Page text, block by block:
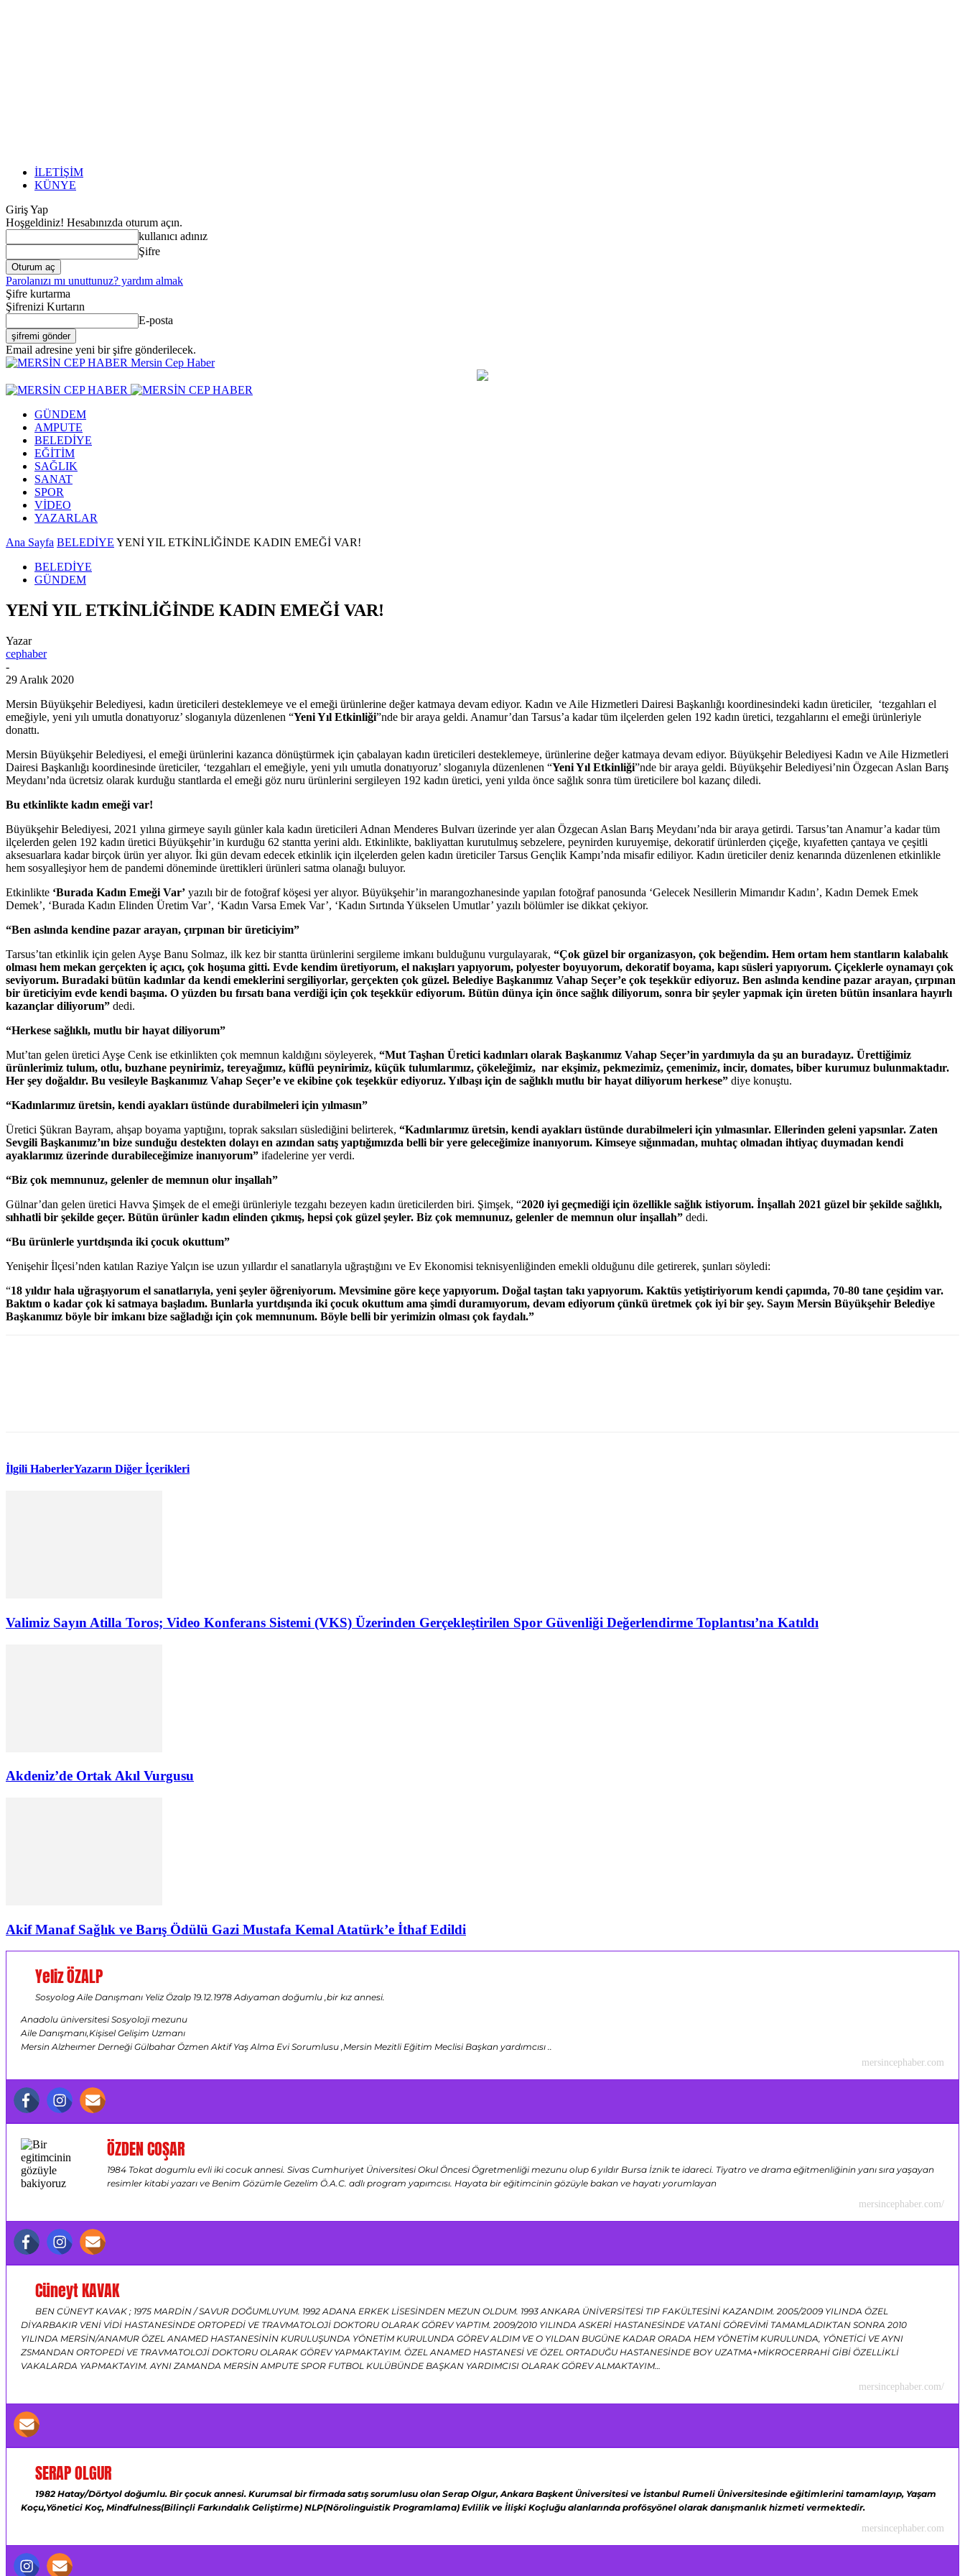
İLETİŞİM
KÜNYE
Giriş Yap
Hoşgeldiniz! Hesabınızda oturum açın.
kullanıcı adınız
Şifre
Parolanızı mı unuttunuz? yardım almak
Şifre kurtarma
Şifrenizi Kurtarın
E-posta
Email adresine yeni bir şifre gönderilecek.
Mersin Cep Haber
GÜNDEM
AMPUTE
BELEDİYE
EĞİTİM
SAĞLIK
SANAT
SPOR
VİDEO
YAZARLAR
Ana Sayfa BELEDİYE YENİ YIL ETKİNLİĞİNDE KADIN EMEĞİ VAR!
BELEDİYE
GÜNDEM
YENİ YIL ETKİNLİĞİNDE KADIN EMEĞİ VAR!
Yazar
cephaber
-
29 Aralık 2020
Mersin Büyükşehir Belediyesi, kadın üreticileri desteklemeye ve el emeği ürünlerine değer katmaya devam ediyor. Kadın ve Aile Hizmetleri Dairesi Başkanlığı koordinesindeki kadın üreticiler, ‘tezgahları el
emeğiyle, yeni yılı umutla donatıyoruz’ sloganıyla düzenlenen “Yeni Yıl Etkinliği”nde bir araya geldi. Anamur’dan Tarsus’a kadar tüm ilçelerden gelen 192 kadın üretici, tezgahlarını el emeği ürünleriyle
donattı.
Mersin Büyükşehir Belediyesi, el emeği ürünlerini kazanca dönüştürmek için çabalayan kadın üreticileri desteklemeye, ürünlerine değer katmaya devam ediyor. Büyükşehir Belediyesi Kadın ve Aile Hizmetleri
Dairesi Başkanlığı koordinesinde üreticiler, ‘tezgahları el emeğiyle, yeni yılı umutla donatıyoruz’ sloganıyla düzenlenen “Yeni Yıl Etkinliği”nde bir araya geldi. Büyükşehir Belediyesi’nin Özgecan Aslan Barış
Meydanı’nda ücretsiz olarak kurduğu stantlarda el emeği göz nuru ürünlerini sergileyen 192 kadın üretici, yeni yılda önce sağlık sonra tüm üreticilere bol kazanç diledi.
Bu etkinlikte kadın emeği var!
Büyükşehir Belediyesi, 2021 yılına girmeye sayılı günler kala kadın üreticileri Adnan Menderes Bulvarı üzerinde yer alan Özgecan Aslan Barış Meydanı’nda bir araya getirdi. Tarsus’tan Anamur’a kadar tüm
ilçelerden gelen 192 kadın üretici Büyükşehir’in kurduğu 62 stantta yerini aldı. Etkinlikte, bakliyattan kurutulmuş sebzelere, peynirden kuruyemişe, dekoratif ürünlerden çiçeğe, kıyafetten çantaya ve çeşitli
aksesuarlara kadar birçok ürün yer alıyor. İki gün devam edecek etkinlik için ilçelerden gelen kadın üreticiler Tarsus Gençlik Kampı’nda misafir ediliyor. Kadın üreticiler deniz kenarında düzenlenen etkinlikle
hem sosyalleşiyor hem de pandemi döneminde ürettikleri ürünleri satma olanağı buluyor.
Etkinlikte ‘Burada Kadın Emeği Var’ yazılı bir de fotoğraf köşesi yer alıyor. Büyükşehir’in marangozhanesinde yapılan fotoğraf panosunda ‘Gelecek Nesillerin Mimarıdır Kadın’, Kadın Demek Emek
Demek’, ‘Burada Kadın Elinden Üretim Var’, ‘Kadın Varsa Emek Var’, ‘Kadın Sırtında Yükselen Umutlar’ yazılı bölümler ise dikkat çekiyor.
“Ben aslında kendine pazar arayan, çırpınan bir üreticiyim”
Tarsus’tan etkinlik için gelen Ayşe Banu Solmaz, ilk kez bir stantta ürünlerini sergileme imkanı bulduğunu vurgulayarak, “Çok güzel bir organizasyon, çok beğendim. Hem ortam hem stantların kalabalık
olması hem mekan gerçekten iç açıcı, çok hoşuma gitti. Evde kendim üretiyorum, el nakışları yapıyorum, polyester boyuyorum, dekoratif boyama, kapı süsleri yapıyorum. Çiçeklerle oynamayı çok
seviyorum. Buradaki bütün kadınlar da kendi emeklerini sergiliyorlar, gerçekten çok güzel. Belediye Başkanımız Vahap Seçer’e çok teşekkür ediyoruz. Ben aslında kendine pazar arayan, çırpınan
bir üreticiyim evde kendi başıma. O yüzden bu fırsatı bana verdiği için çok teşekkür ediyorum. Bütün dünya için önce sağlık diliyorum, sonra bir şeyler yapmak için üreten bütün insanlara hayırlı
kazançlar diliyorum” dedi.
“Herkese sağlıklı, mutlu bir hayat diliyorum”
Mut’tan gelen üretici Ayşe Cenk ise etkinlikten çok memnun kaldığını söyleyerek, “Mut Taşhan Üretici kadınları olarak Başkanımız Vahap Seçer’in yardımıyla da şu an buradayız. Ürettiğimiz
ürünlerimiz tulum, otlu, buzhane peynirimiz, tereyağımız, küflü peynirimiz, küçük tulumlarımız, çökeleğimiz, nar ekşimiz, pekmezimiz, çemenimiz, incir, domates, biber kurumuz bulunmaktadır.
Her şey doğaldır. Bu vesileyle Başkanımız Vahap Seçer’e ve ekibine çok teşekkür ediyoruz. Yılbaşı için de sağlıklı mutlu bir hayat diliyorum herkese” diye konuştu.
“Kadınlarımız üretsin, kendi ayakları üstünde durabilmeleri için yılmasın”
Üretici Şükran Bayram, ahşap boyama yaptığını, toprak saksıları süslediğini belirterek, “Kadınlarımız üretsin, kendi ayakları üstünde durabilmeleri için yılmasınlar. Ellerinden geleni yapsınlar. Zaten
Sevgili Başkanımız’ın bize sunduğu destekten dolayı en azından satış yaptığımızda belli bir yere geleceğimize inanıyorum. Kimseye sığınmadan, muhtaç olmadan ihtiyaç duymadan kendi
ayaklarımız üzerinde durabileceğimize inanıyorum” ifadelerine yer verdi.
“Biz çok memnunuz, gelenler de memnun olur inşallah”
Gülnar’dan gelen üretici Havva Şimşek de el emeği ürünleriyle tezgahı bezeyen kadın üreticilerden biri. Şimşek, “2020 iyi geçmediği için özellikle sağlık istiyorum. İnşallah 2021 güzel bir şekilde sağlıklı,
sıhhatli bir şekilde geçer. Bütün ürünler kadın elinden çıkmış, hepsi çok güzel şeyler. Biz çok memnunuz, gelenler de memnun olur inşallah” dedi.
“Bu ürünlerle yurtdışında iki çocuk okuttum”
Yenişehir İlçesi’nden katılan Raziye Yalçın ise uzun yıllardır el sanatlarıyla uğraştığını ve Ev Ekonomisi teknisyenliğinden emekli olduğunu dile getirerek, şunları söyledi:
“18 yıldır hala uğraşıyorum el sanatlarıyla, yeni şeyler öğreniyorum. Mevsimine göre keçe yapıyorum. Doğal taştan takı yapıyorum. Kaktüs yetiştiriyorum kendi çapımda, 70-80 tane çeşidim var.
Baktım o kadar çok ki satmaya başladım. Bunlarla yurtdışında iki çocuk okuttum ama şimdi duramıyorum, devam ediyorum çünkü üretmek çok iyi bir şey. Sayın Mersin Büyükşehir Belediye
Başkanımız böyle bir imkanı bize sağladığı için çok memnunum. Böyle belli bir yerimizin olması çok faydalı.”
İlgili HaberlerYazarın Diğer İçerikleri
Valimiz Sayın Atilla Toros; Video Konferans Sistemi (VKS) Üzerinden Gerçekleştirilen Spor Güvenliği Değerlendirme Toplantısı’na Katıldı
Akdeniz’de Ortak Akıl Vurgusu
Akif Manaf Sağlık ve Barış Ödülü Gazi Mustafa Kemal Atatürk’e İthaf Edildi
Yeliz ÖZALP
Sosyolog Aile Danışmanı Yeliz Özalp 19.12.1978 Adıyaman doğumlu ,bir kız annesi.
Anadolu üniversitesi Sosyoloji mezunu
Aile Danışmanı,Kişisel Gelişim Uzmanı
Mersin Alzheımer Derneği Gülbahar Özmen Aktif Yaş Alma Evi Sorumlusu ,Mersin Mezitli Eğitim Meclisi Başkan yardımcısı ..
mersincephaber.com
ÖZDEN COŞAR
1984 Tokat dogumlu evli iki cocuk annesi. Sivas Cumhuriyet Üniversitesi Okul Öncesi Ögretmenliği mezunu olup 6 yıldır Bursa İznik te idareci. Tiyatro ve drama eğitmenliğinin yanı sıra yaşayan
resimler kitabi yazarı ve Benim Gözümle Gezelim Ö.A.C. adlı program yapımcısı. Hayata bir eğitimcinin gözüyle bakan ve hayatı yorumlayan
mersincephaber.com/
Cüneyt KAVAK
BEN CÜNEYT KAVAK ; 1975 MARDİN / SAVUR DOĞUMLUYUM. 1992 ADANA ERKEK LİSESİNDEN MEZUN OLDUM. 1993 ANKARA ÜNİVERSİTESİ TIP FAKÜLTESİNİ KAZANDIM. 2005/2009 YILINDA ÖZEL
DİYARBAKIR VENİ VİDİ HASTANESİNDE ORTOPEDİ VE TRAVMATOLOJİ DOKTORU OLARAK GÖREV YAPTIM. 2009/2010 YILINDA ASKERİ HASTANESİNDE VATANİ GÖREVİMİ TAMAMLADIKTAN SONRA 2010
YILINDA MERSİN/ANAMUR ÖZEL ANAMED HASTANESİNİN KURULUŞUNDA YÖNETİM KURULUNDA GÖREV ALDIM VE O YILDAN BUGÜNE KADAR ORADA HEM YÖNETİM KURULUNDA, YÖNETİCİ VE AYNI
ZSMANDAN ORTOPEDİ VE TRAVMATOLOJİ DOKTORU OLARAK GÖREV YAPMAKTAYIM. ÖZEL ANAMED HASTANESİ VE ÖZEL ORTADUĞU HASTANESİNDE BOY UZATMA+MİKROCERRAHİ GİBİ ÖZELLİKLİ
VAKALARDA YAPMAKTAYIM. AYNI ZAMANDA MERSİN AMPUTE SPOR FUTBOL KULÜBÜNDE BAŞKAN YARDIMCISI OLARAK GÖREV ALMAKTAYIM…
mersincephaber.com/
SERAP OLGUR
1982 Hatay/Dörtyol doğumlu. Bir çocuk annesi. Kurumsal bir firmada satış sorumlusu olan Serap Olgur,Ankara Başkent Üniversitesi ve İstanbul Rumeli Üniversitesinde eğitimlerini tamamlayıp, Yaşam
Koçu,Yönetici Koç, Mindfulness(Bilinçli Farkındalık Geliştirme) NLP(Nörolinguistik Programlama) Evlilik ve İlişki Koçluğu alanlarında profösyönel olarak danışmanlık hizmeti vermektedir.
mersincephaber.com